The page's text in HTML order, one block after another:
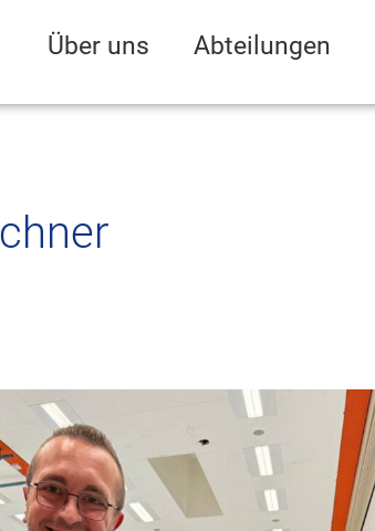
Über uns Abteilungen